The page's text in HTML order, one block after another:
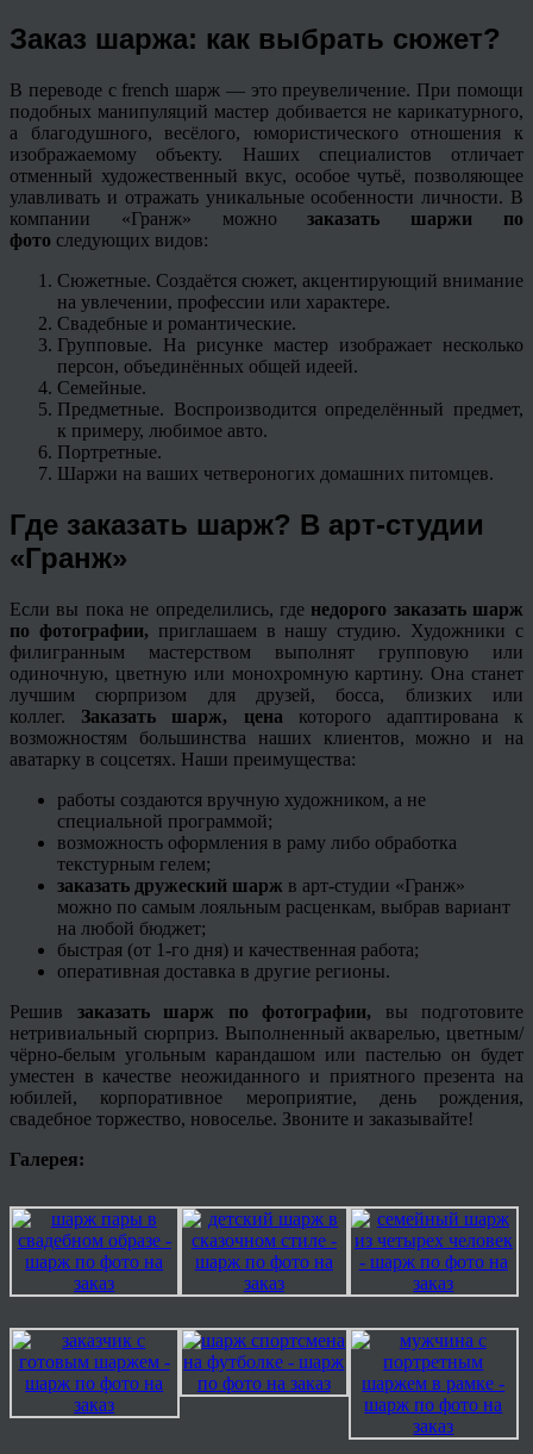
Заказ шаржа: как выбрать сюжет?
В переводе с french шарж — это преувеличение. При помощи
подобных манипуляций мастер добивается не карикатурного,
а благодушного, весёлого, юмористического отношения к
изображаемому объекту. Наших специалистов отличает
отменный художественный вкус, особое чутьё, позволяющее
улавливать и отражать уникальные особенности личности. В
компании «Гранж» можнозаказать шаржи по
фото следующих видов:
Сюжетные. Создаётся сюжет, акцентирующий внимание
на увлечении, профессии или характере.
Свадебные и романтические.
Групповые. На рисунке мастер изображает несколько
персон, объединённых общей идеей.
Семейные.
Предметные. Воспроизводится определённый предмет,
к примеру, любимое авто.
Портретные.
Шаржи на ваших четвероногих домашних питомцев.
Где заказать шарж? В арт-студии
«Гранж»
Если вы пока не определились, гденедорого заказать шарж
по фотографии, приглашаем в нашу студию. Художники с
филигранным мастерством выполнят групповую или
одиночную, цветную или монохромную картину. Она станет
лучшим сюрпризом для друзей, босса, близких или
коллег. Заказать шарж, цена которого адаптирована к
возможностям большинства наших клиентов, можно и на
аватарку в соцсетях. Наши преимущества:
работы создаются вручную художником, а не
специальной программой;
возможность оформления в раму либо обработка
текстурным гелем;
заказать дружеский шарж в арт-студии «Гранж»
можно по самым лояльным расценкам, выбрав вариант
на любой бюджет;
быстрая (от 1-го дня) и качественная работа;
оперативная доставка в другие регионы.
Решив заказать шарж по фотографии, вы подготовите
нетривиальный сюрприз. Выполненный акварелью, цветным/
чёрно-белым угольным карандашом или пастелью он будет
уместен в качестве неожиданного и приятного презента на
юбилей, корпоративное мероприятие, день рождения,
свадебное торжество, новоселье. Звоните и заказывайте!
Галерея: